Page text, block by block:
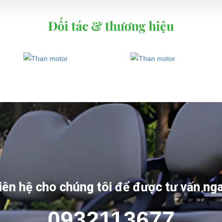
Đối tác & thương hiệu
hệ cho chúng tôi để được tư vấn